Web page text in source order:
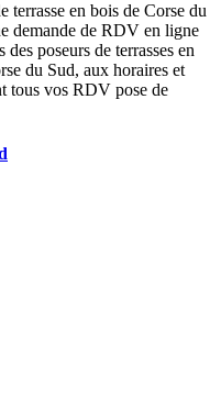
terrasse en bois de Corse du
demande de RDV en ligne
poseurs de terrasses en
du Sud, aux horaires et
tous vos RDV pose de